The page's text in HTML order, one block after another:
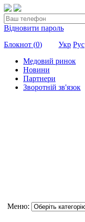
Відновити пароль
Блокнот (0) Укр Рус
Медовий ринок
Новини
Партнери
Зворотній зв'язок
Меню: